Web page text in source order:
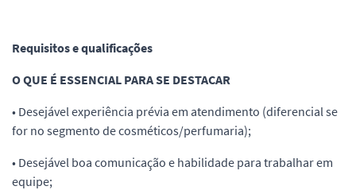
Requisitos e qualificações
O QUE É ESSENCIAL PARA SE DESTACAR
• Desejável experiência prévia em atendimento (diferencial se
for no segmento de cosméticos/perfumaria);
• Desejável boa comunicação e habilidade para trabalhar em
equipe;